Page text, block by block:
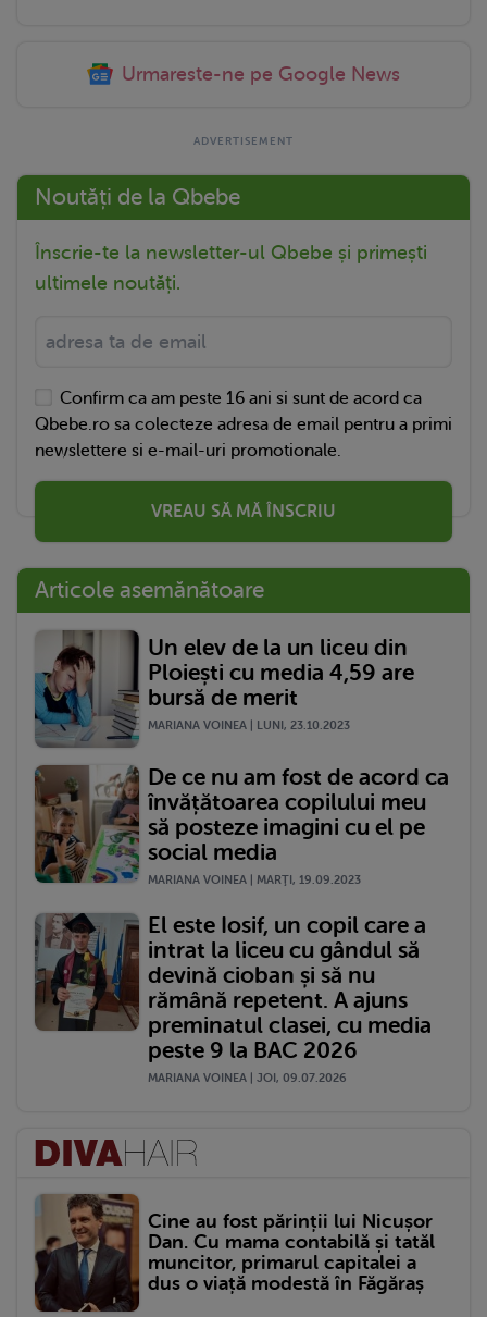
Urmareste-ne pe Google News
Noutăți de la Qbebe
Înscrie-te la newsletter-ul Qbebe și primești
ultimele noutăți.
Confirm ca am peste 16 ani si sunt de acord ca
Qbebe.ro sa colecteze adresa de email pentru a primi
newslettere si e-mail-uri promotionale.
VREAU SĂ MĂ ÎNSCRIU
Articole asemănătoare
Un elev de la un liceu din
Ploiești cu media 4,59 are
bursă de merit
MARIANA VOINEA | LUNI, 23.10.2023
De ce nu am fost de acord ca
învățătoarea copilului meu
să posteze imagini cu el pe
social media
MARIANA VOINEA | MARŢI, 19.09.2023
El este Iosif, un copil care a
intrat la liceu cu gândul să
devină cioban și să nu
rămână repetent. A ajuns
preminatul clasei, cu media
peste 9 la BAC 2026
MARIANA VOINEA | JOI, 09.07.2026
Cine au fost părinții lui Nicușor
Dan. Cu mama contabilă și tatăl
muncitor, primarul capitalei a
dus o viață modestă în Făgăraș